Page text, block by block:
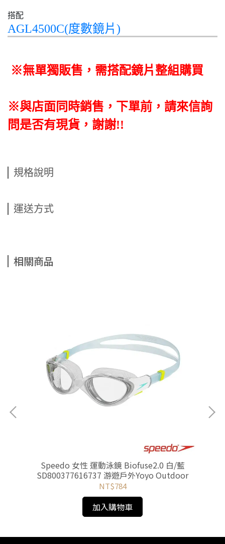
搭配
AGL4500C(度數鏡片)
※無單獨販售，需搭配鏡片整組購買
※與店面同時銷售，下單前，請來信詢
問是否有現貨，謝謝!!
規格說明
運送方式
相關商品
Speedo 女性 運動泳鏡 Biofuse2.0 白/藍
SD800377616737 游遊戶外Yoyo Outdoor
NT$784
加入購物車